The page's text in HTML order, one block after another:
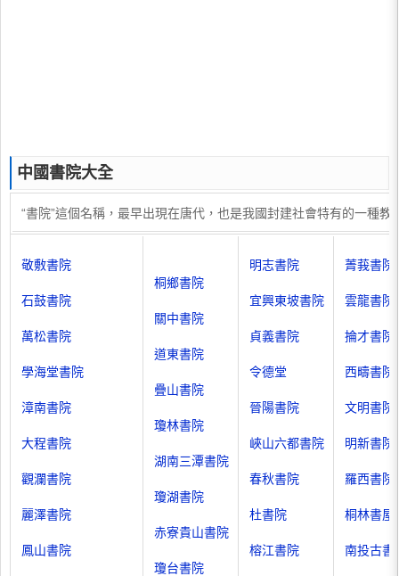
中國書院大全
“書院”這個名稱，最早出現在唐代，也是我國封建社會特有的一種
敬敷書院
石鼓書院
萬松書院
學海堂書院
漳南書院
大程書院
觀瀾書院
麗澤書院
鳳山書院
桐鄉書院
關中書院
道東書院
疊山書院
瓊林書院
湖南三潭書院
瓊湖書院
赤寮貴山書院
瓊台書院
明志書院
宜興東坡書院
貞義書院
令德堂
晉陽書院
峽山六都書院
春秋書院
杜書院
榕江書院
菁莪書院
雲龍書院
掄才書院
西疇書院
文明書院
明新書院
羅西書院
桐林書屋
南投古書